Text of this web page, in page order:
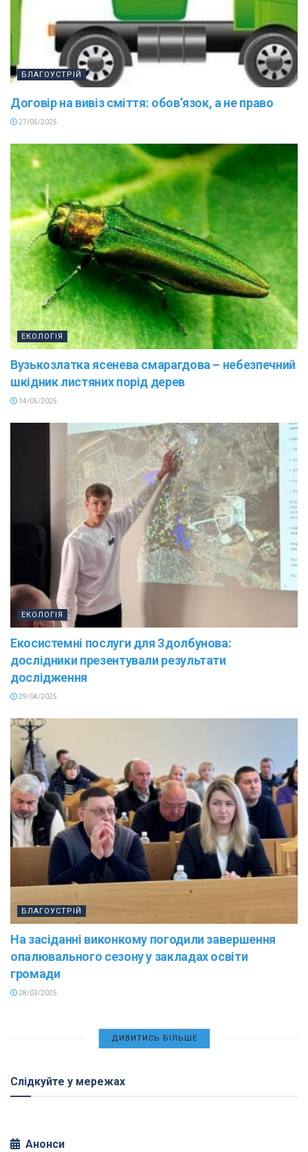
БЛАГОУСТРІЙ
Договір на вивіз сміття: обов’язок, а не право
27/05/2025
ЕКОЛОГІЯ
Вузькозлатка ясенева смарагдова – небезпечний
шкідник листяних порід дерев
14/05/2025
ЕКОЛОГІЯ
Екосистемні послуги для Здолбунова:
дослідники презентували результати
дослідження
29/04/2025
БЛАГОУСТРІЙ
На засіданні виконкому погодили завершення
опалювального сезону у закладах освіти
громади
28/03/2025
ДИВИТИСЬ БІЛЬШЕ
Слідкуйте у мережах
Анонси